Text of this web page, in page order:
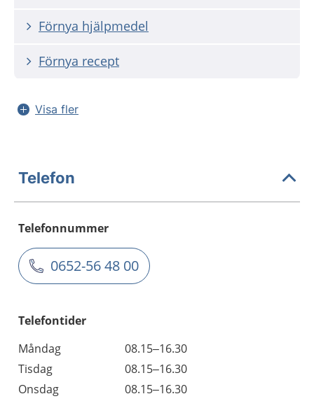
Förnya hjälpmedel
Förnya recept
Visa fler
Telefon
Telefonnummer
0652-56 48 00
Telefontider
Måndag
08.15–16.30
Tisdag
08.15–16.30
Onsdag
08.15–16.30